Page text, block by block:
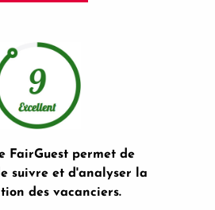
FairGuest permet de
suivre et d'analyser la
des vacanciers.